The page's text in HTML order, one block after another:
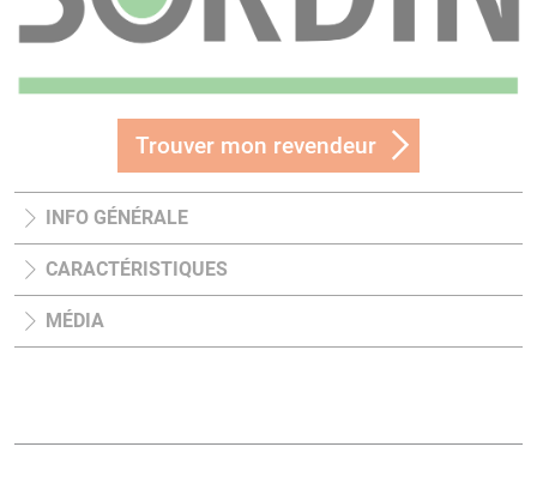
Trouver mon revendeur
INFO GÉNÉRALE
CARACTÉRISTIQUES
MÉDIA